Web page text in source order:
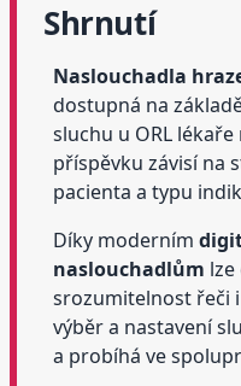
Shrnutí
Naslouchadla
dostupná na
sluchu u ORL
příspěvku závisí na
pacienta a typu
Díky moderním
naslouchadlům
srozumitelnost řeči
výběr a nastavení
a probíhá ve